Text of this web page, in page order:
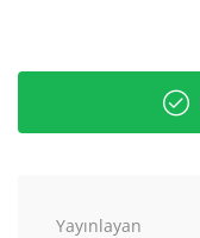
Yayınlayan